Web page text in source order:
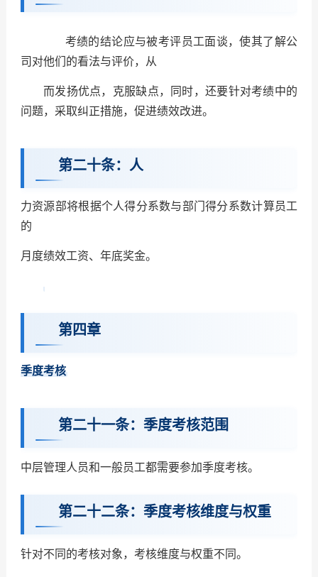
考绩的结论应与被考评员工面谈，使其了解公
司对他们的看法与评价，从
而发扬优点，克服缺点，同时，还要针对考绩中的
问题，采取纠正措施，促进绩效改进。
第二十条：人
力资源部将根据个人得分系数与部门得分系数计算员工
的
月度绩效工资、年底奖金。
第四章
季度考核
第二十一条：季度考核范围
中层管理人员和一般员工都需要参加季度考核。
第二十二条：季度考核维度与权重
针对不同的考核对象，考核维度与权重不同。